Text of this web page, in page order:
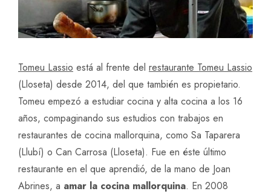
Tomeu Lassio está al frente del restaurante Tomeu Lassio
(Lloseta) desde 2014, del que también es propietario.
Tomeu empezó a estudiar cocina y alta cocina a los 16
años, compaginando sus estudios con trabajos en
restaurantes de cocina mallorquina, como Sa Taparera
(Llubí) o Can Carrosa (Lloseta). Fue en éste último
restaurante en el que aprendió, de la mano de Joan
Abrines, a amar la cocina mallorquina. En 2008